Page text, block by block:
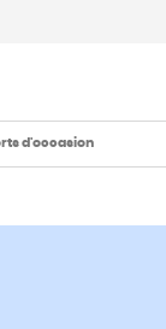
d'occasion